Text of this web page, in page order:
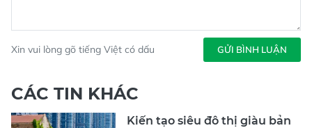
Xin vui lòng gõ tiếng Việt có dấu GỬI BÌNH LUẬN
CÁC TIN KHÁC
Kiến tạo siêu đô thị giàu bản